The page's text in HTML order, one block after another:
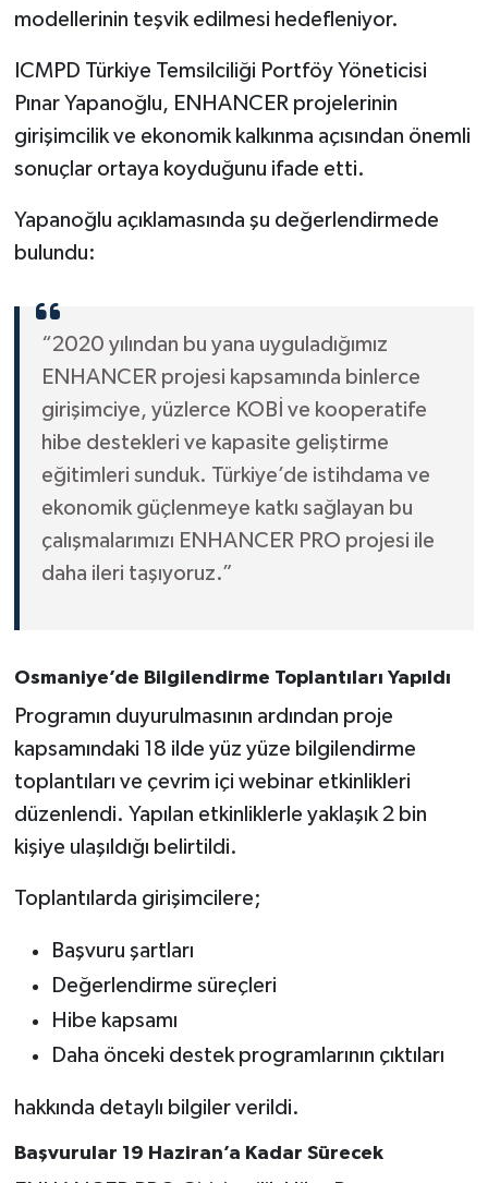
modellerinin teşvik edilmesi hedefleniyor.
ICMPD Türkiye Temsilciliği Portföy Yöneticisi
Pınar Yapanoğlu, ENHANCER projelerinin
girişimcilik ve ekonomik kalkınma açısından önemli
sonuçlar ortaya koyduğunu ifade etti.
Yapanoğlu açıklamasında şu değerlendirmede
bulundu:
“2020 yılından bu yana uyguladığımız
ENHANCER projesi kapsamında binlerce
girişimciye, yüzlerce KOBİ ve kooperatife
hibe destekleri ve kapasite geliştirme
eğitimleri sunduk. Türkiye’de istihdama ve
ekonomik güçlenmeye katkı sağlayan bu
çalışmalarımızı ENHANCER PRO projesi ile
daha ileri taşıyoruz.”
Osmaniye’de Bilgilendirme Toplantıları Yapıldı
Programın duyurulmasının ardından proje
kapsamındaki 18 ilde yüz yüze bilgilendirme
toplantıları ve çevrim içi webinar etkinlikleri
düzenlendi. Yapılan etkinliklerle yaklaşık 2 bin
kişiye ulaşıldığı belirtildi.
Toplantılarda girişimcilere;
Başvuru şartları
Değerlendirme süreçleri
Hibe kapsamı
Daha önceki destek programlarının çıktıları
hakkında detaylı bilgiler verildi.
Başvurular 19 Haziran’a Kadar Sürecek